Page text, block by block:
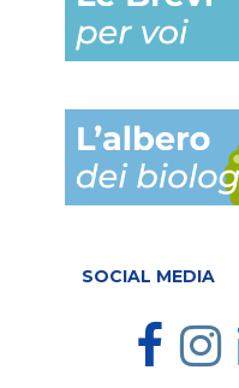
SOCIAL MEDIA